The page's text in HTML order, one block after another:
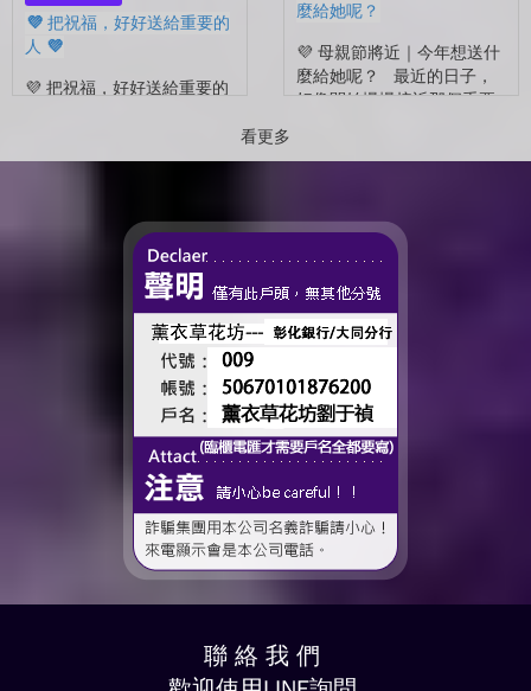
💜 把祝福，好好送給重要的
人 💜
💜 把祝福，好好送給重要的
很多，準備往下一段生活前
麼給她呢？
💜 母親節將近｜今年想送什
麼給她呢？ 最近的日子，
好像開始慢慢接近那個重要
看更多
聯 絡 我 們